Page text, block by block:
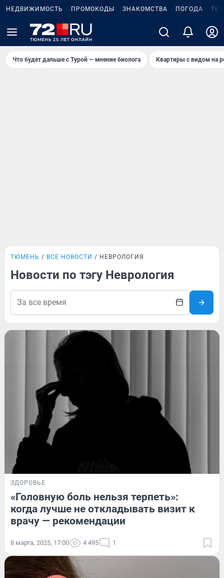
НЕДВИЖИМОСТЬ ПРОМОКОДЫ ЗНАКОМСТВА ПОГОДА
Что будет дальше с Турой — мнение биолога Квартиры с видом на
ТЮМЕНЬ ВСЕ НОВОСТИ НЕВРОЛОГИЯ
Новости по тэгу Неврология
ЗДОРОВЬЕ
«Головную боль нельзя терпеть»:
когда лучше не откладывать визит к
врачу — рекомендации
8 марта, 2025, 17:00 4 495 1